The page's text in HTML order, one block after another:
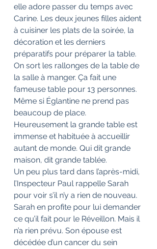
elle adore passer du temps avec
Carine. Les deux jeunes filles aident
à cuisiner les plats de la soirée, la
décoration et les derniers
préparatifs pour préparer la table.
On sort les rallonges de la table de
la salle à manger. Ça fait une
fameuse table pour 13 personnes.
Même si Églantine ne prend pas
beaucoup de place.
Heureusement la grande table est
immense et habituée à accueillir
autant de monde. Qui dit grande
maison, dit grande tablée.
Un peu plus tard dans l’après-midi,
l’Inspecteur Paul rappelle Sarah
pour voir s’il n’y a rien de nouveau.
Sarah en profite pour lui demander
ce qu’il fait pour le Réveillon. Mais il
n’a rien prévu. Son épouse est
décédée d’un cancer du sein